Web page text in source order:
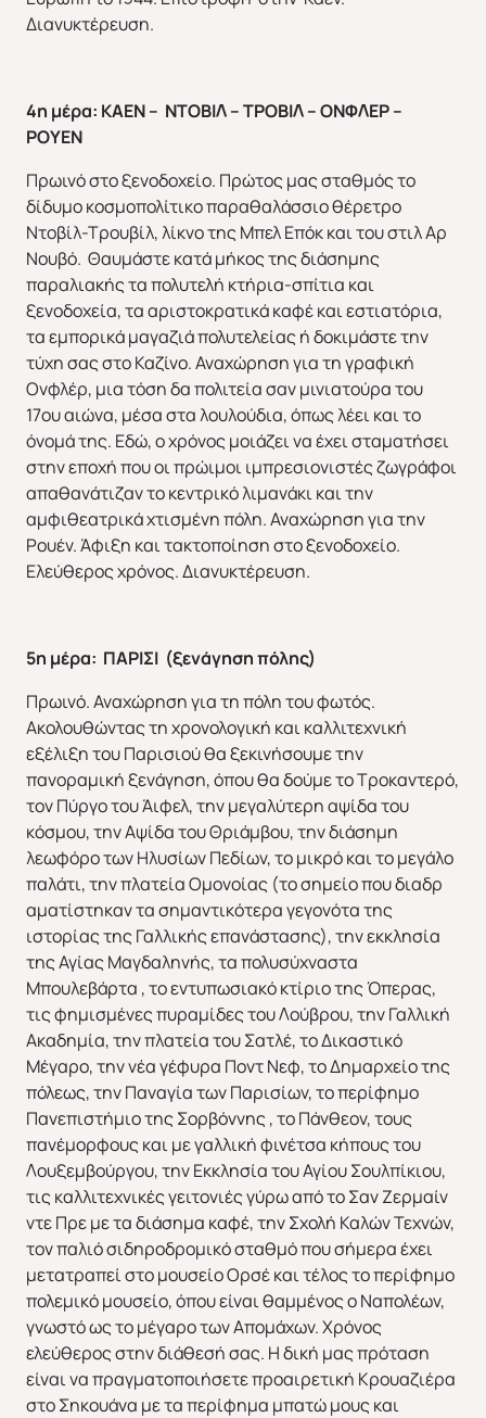
Χριστούγεννα & Πρωτοχρονιά Χειμώνας 2026/2027
Διανυκτέρευση.
4η μέρα: ΚΑΕΝ – ΝΤΟΒΙΛ – ΤΡΟΒΙΛ – ΟΝΦΛΕΡ –
ΡΟΥΕΝ
Πρωινό στο ξενοδοχείο. Πρώτος μας σταθμός το
δίδυμο κοσμοπολίτικο παραθαλάσσιο θέρετρο
Ντοβίλ-Τρουβίλ, λίκνο της Μπελ Επόκ και του στιλ Αρ
Νουβό. Θαυμάστε κατά μήκος της διάσημης
παραλιακής τα πολυτελή κτήρια-σπίτια και
ξενοδοχεία, τα αριστοκρατικά καφέ και εστιατόρια,
τα εμπορικά μαγαζιά πολυτελείας ή δοκιμάστε την
τύχη σας στο Καζίνο. Αναχώρηση για τη γραφική
Ονφλέρ, μια τόση δα πολιτεία σαν μινιατούρα του
17ου αιώνα, μέσα στα λουλούδια, όπως λέει και το
όνομά της. Εδώ, ο χρόνος μοιάζει να έχει σταματήσει
στην εποχή που οι πρώιμοι ιμπρεσιονιστές ζωγράφοι
απαθανάτιζαν το κεντρικό λιμανάκι και την
αμφιθεατρικά χτισμένη πόλη. Αναχώρηση για την
Ρουέν. Άφιξη και τακτοποίηση στο ξενοδοχείο.
Ελεύθερος χρόνος. Διανυκτέρευση.
5η μέρα: ΠΑΡΙΣΙ (ξενάγηση πόλης)
Πρωινό. Αναχώρηση για τη πόλη του φωτός.
Ακολουθώντας τη χρονολογική και καλλιτεχνική
εξέλιξη του Παρισιού θα ξεκινήσουμε την
πανοραμική ξενάγηση, όπου θα δούμε το Τροκαντερό,
τον Πύργο του Άιφελ, την μεγαλύτερη αψίδα του
κόσμου, την Αψίδα του Θριάμβου, την διάσημη
λεωφόρο των Ηλυσίων Πεδίων, το μικρό και το μεγάλο
παλάτι, την πλατεία Ομονοίας (το σημείο που διαδρ
αματίστηκαν τα σημαντικότερα γεγονότα της
ιστορίας της Γαλλικής επανάστασης), την εκκλησία
της Αγίας Μαγδαληνής, τα πολυσύχναστα
Μπουλεβάρτα , το εντυπωσιακό κτίριο της Όπερας,
τις φημισμένες πυραμίδες του Λούβρου, την Γαλλική
Ακαδημία, την πλατεία του Σατλέ, το Δικαστικό
Μέγαρο, την νέα γέφυρα Ποντ Νεφ, το Δημαρχείο της
πόλεως, την Παναγία των Παρισίων, το περίφημο
Πανεπιστήμιο της Σορβόννης , το Πάνθεον, τους
πανέμορφους και με γαλλική φινέτσα κήπους του
Λουξεμβούργου, την Εκκλησία του Αγίου Σουλπίκιου,
τις καλλιτεχνικές γειτονιές γύρω από το Σαν Ζερμαίν
ντε Πρε με τα διάσημα καφέ, την Σχολή Καλών Τεχνών,
τον παλιό σιδηροδρομικό σταθμό που σήμερα έχει
μετατραπεί στο μουσείο Ορσέ και τέλος το περίφημο
πολεμικό μουσείο, όπου είναι θαμμένος ο Ναπολέων,
γνωστό ως το μέγαρο των Απομάχων. Χρόνος
ελεύθερος στην διάθεσή σας. H δική μας πρόταση
είναι να πραγματοποιήσετε προαιρετική Κρουαζιέρα
στο Σηκουάνα με τα περίφημα μπατώ μους και